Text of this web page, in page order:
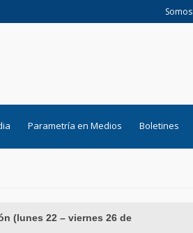
Somos
Parametría en Medios Boletines
(lunes 22 – viernes 26 de